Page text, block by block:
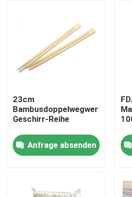
Kontakte
Produkte
Kompostierbares
23cm
Geschirr-Reihe
Anfrage absenden